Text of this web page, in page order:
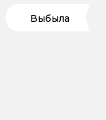
Выбыла